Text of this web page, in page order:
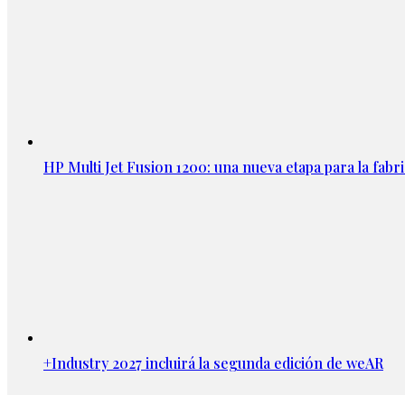
HP Multi Jet Fusion 1200: una nueva etapa para la
+Industry 2027 incluirá la segunda edición de weAR